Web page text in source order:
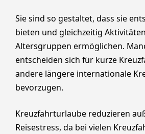
Sie sind so gestaltet, dass sie
bieten und gleichzeitig
Altersgruppen ermöglichen.
entscheiden sich für kurze
andere längere internationale
bevorzugen.
Kreuzfahrturlaube reduzieren
Reisestress, da bei vielen